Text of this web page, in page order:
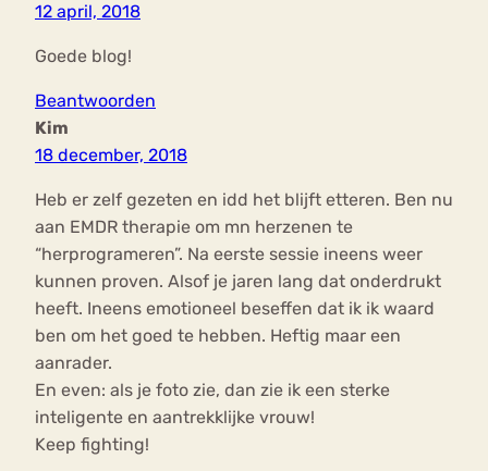
12 april, 2018
Goede blog!
Beantwoorden
Kim
18 december, 2018
Heb er zelf gezeten en idd het blijft etteren. Ben nu
aan EMDR therapie om mn herzenen te
“herprogrameren”. Na eerste sessie ineens weer
kunnen proven. Alsof je jaren lang dat onderdrukt
heeft. Ineens emotioneel beseffen dat ik ik waard
ben om het goed te hebben. Heftig maar een
aanrader.
En even: als je foto zie, dan zie ik een sterke
inteligente en aantrekklijke vrouw!
Keep fighting!